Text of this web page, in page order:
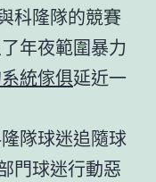
科隆隊的競賽
年夜範圍暴力
統傢俱延近一
隊球迷追隨球
門球迷行動惡